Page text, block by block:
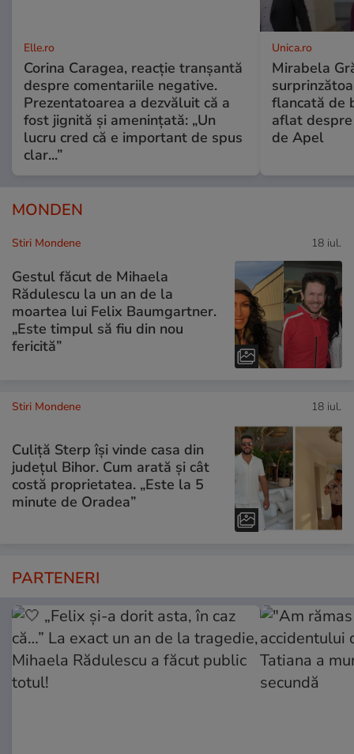
Elle.ro
Corina Caragea, reacție tranșantă
despre comentariile negative.
Prezentatoarea a dezvăluit că a
fost jignită și amenințată: „Un
lucru cred că e important de spus
clar...”
Unica.ro
Mirabela
flancată de
aflat
de Apel
MONDEN
Stiri Mondene 18 iul.
Gestul făcut de Mihaela
Rădulescu la un an de la
moartea lui Felix Baumgartner.
„Este timpul să fiu din nou
fericită”
Stiri Mondene 18 iul.
Culiță Sterp își vinde casa din
județul Bihor. Cum arată și cât
costă proprietatea. „Este la 5
minute de Oradea”
PARTENERI